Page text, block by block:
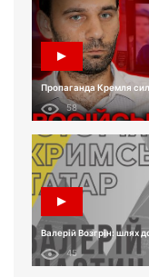
Пропаганда Кремля
58
Валерій Возгрін: шлях
45